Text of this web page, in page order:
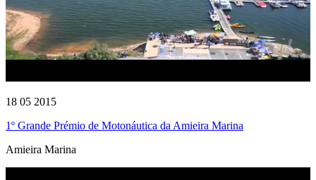
18 05 2015
1º Grande Prémio de Motonáutica da Amieira Marina
Amieira Marina